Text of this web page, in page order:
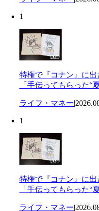
1
特権で『コナン』に
「手伝ってもらった“
ライフ・マネー|
1
特権で『コナン』に
「手伝ってもらった“
ライフ・マネー|